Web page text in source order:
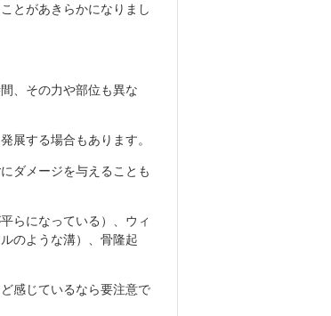
とがあきらかになりまし
、その力や部位も異な
展する場合もあります。
ダメージを与えることも
らになっている）、ウィ
のような溝）、骨隆起
感じているなら要注意で